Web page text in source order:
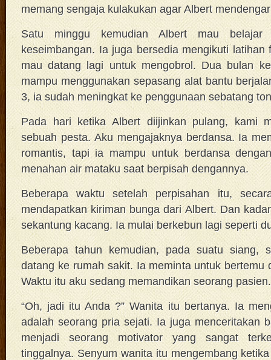
memang sengaja kulakukan agar Albert
Satu minggu kemudian Albert mau
keseimbangan. Ia juga bersedia mengikuti latihan
mau datang lagi untuk mengobrol. Dua bulan
mampu menggunakan sepasang alat bantu
3, ia sudah meningkat ke penggunaan sebatang
Pada hari ketika Albert diijinkan pulang, kami
sebuah pesta. Aku mengajaknya berdansa. Ia
romantis, tapi ia mampu untuk berdansa
menahan air mataku saat berpisah dengannya.
Beberapa waktu setelah perpisahan itu,
mendapatkan kiriman bunga dari Albert. Dan
sekantung kacang. Ia mulai berkebun lagi seperti
Beberapa tahun kemudian, pada suatu siang,
datang ke rumah sakit. Ia meminta untuk bertemu
Waktu itu aku sedang memandikan seorang pasien.
“Oh, jadi itu Anda ?” Wanita itu bertanya. Ia
adalah seorang pria sejati. Ia juga menceritakan
menjadi seorang motivator yang sangat
tinggalnya. Senyum wanita itu mengembang